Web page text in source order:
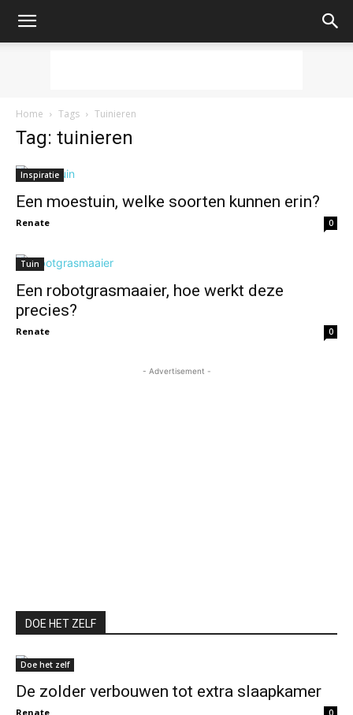
Home Tags Tuinieren
Tag: tuinieren
Inspiratie
Een moestuin, welke soorten kunnen erin?
Renate 0
Tuin
Een robotgrasmaaier, hoe werkt deze
precies?
Renate 0
- Advertisement -
DOE HET ZELF
Doe het zelf
De zolder verbouwen tot extra slaapkamer
Renate 0